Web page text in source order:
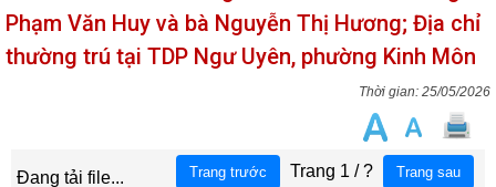
Phạm Văn Huy và bà Nguyễn Thị Hương; Địa chỉ
thường trú tại TDP Ngư Uyên, phường Kinh Môn
25/05/2026